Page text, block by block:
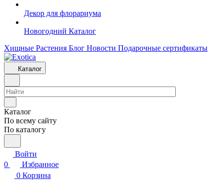
Декор для флорариума
Новогодний Каталог
Хищные Растения Блог Новости Подарочные сертификаты
Каталог
Каталог
По всему сайту
По каталогу
Войти
0
Избранное
0 Корзина